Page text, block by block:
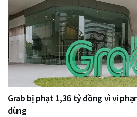
Grab bị phạt 1,36 tỷ đồng vì vi
dùng